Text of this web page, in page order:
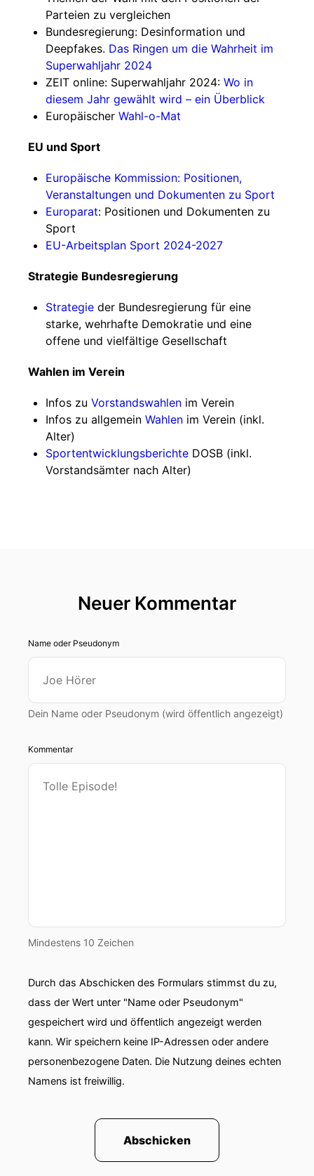
Parteien zu vergleichen
Bundesregierung: Desinformation und
Deepfakes. Das Ringen um die Wahrheit im
Superwahljahr 2024
ZEIT online: Superwahljahr 2024: Wo in
diesem Jahr gewählt wird – ein Überblick
Europäischer Wahl-o-Mat
EU und Sport
Europäische Kommission: Positionen,
Veranstaltungen und Dokumenten zu Sport
Europarat: Positionen und Dokumenten zu
Sport
EU-Arbeitsplan Sport 2024-2027
Strategie Bundesregierung
Strategie der Bundesregierung für eine
starke, wehrhafte Demokratie und eine
offene und vielfältige Gesellschaft
Wahlen im Verein
Infos zu Vorstandswahlen im Verein
Infos zu allgemein Wahlen im Verein (inkl.
Alter)
Sportentwicklungsberichte DOSB (inkl.
Vorstandsämter nach Alter)
Neuer Kommentar
Name oder Pseudonym
Dein Name oder Pseudonym (wird öffentlich angezeigt)
Kommentar
Mindestens 10 Zeichen
Durch das Abschicken des Formulars stimmst du zu,
dass der Wert unter "Name oder Pseudonym"
gespeichert wird und öffentlich angezeigt werden
kann. Wir speichern keine IP-Adressen oder andere
personenbezogene Daten. Die Nutzung deines echten
Namens ist freiwillig.
Abschicken